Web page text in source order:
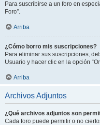
Para suscribirse a un foro en
Foro”.
Arriba
¿Cómo borro mis suscripciones?
Para eliminar sus suscripciones,
Usuario y hacer clic en la opción
Arriba
Archivos Adjuntos
¿Qué archivos adjuntos son
Cada foro puede permitir o no